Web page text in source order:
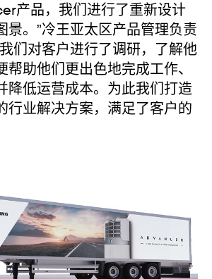
产品，我们进行了重新设计
景。”冷王亚太区产品管理负责
们对客户进行了调研，了解他
帮助他们更出色地完成工作、
降低运营成本。为此我们打造
行业解决方案，满足了客户的